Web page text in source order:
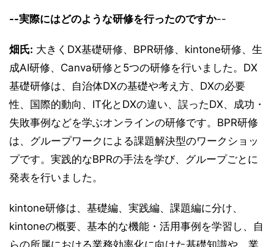
--実際にはどのような研修を行ったのですか--
畑氏: 大きくDX基礎研修、BPR研修、kintone研修、生
成AI研修、Canva研修と5つの研修を行いました。DX
基礎研修は、自治体DXの基礎や考え方、DXの必要
性、国際的動向、IT化とDXの違い、誤ったDX、成功・
失敗事例などを学ぶオンラインの研修です。BPR研修
は、グループワークによる課題解決型のワークショッ
プです。実践的なBPRの手法を学び、グループごとに
発表を行いました。
kintone研修は、基礎編、実践編、課題編に分け、
kintoneの概要、基本的な機能・活用事例を学習し、自
らの所属における業務効率化に向けた基礎知識や、業